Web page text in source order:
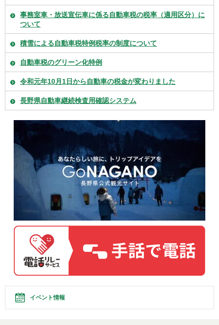
事務室車・放送宣伝車に係る自動車税の税率（適用区分）に
ついて
積雪による自動車税特例税率の制度について
自動車税のグリーン化特例
令和元年10月1日から自動車の税金が変わりました
長野県自動車継続検査用確認システム
イベント情報